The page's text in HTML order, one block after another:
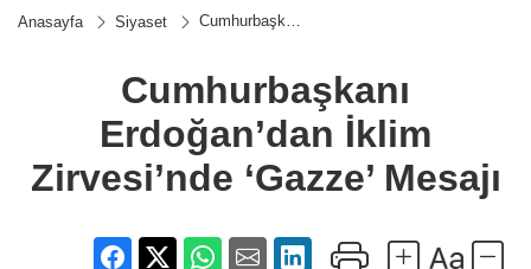
Anasayfa Siyaset
Cumhurbaşkanı
Zirvesi’nde
‘Gazze’ Mesajı
Cumhurbaşkanı
Erdoğan’dan İklim
Zirvesi’nde ‘Gazze’ Mesajı